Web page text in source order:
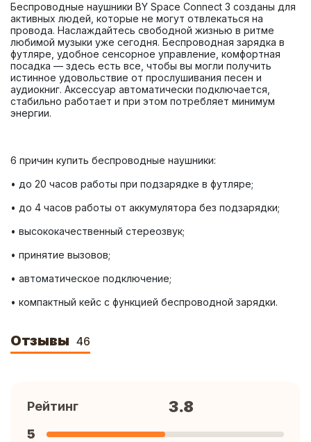
Беспроводные наушники BY Space Connect 3 созданы для
активных людей, которые не могут отвлекаться на
провода. Наслаждайтесь свободной жизнью в ритме
любимой музыки уже сегодня. Беспроводная зарядка в
футляре, удобное сенсорное управление, комфортная
посадка — здесь есть все, чтобы вы могли получить
истинное удовольствие от прослушивания песен и
аудиокниг. Аксессуар автоматически подключается,
стабильно работает и при этом потребляет минимум
• компактный кейс с функцией беспроводной зарядки.
Отзывы 46
Рейтинг 3.8
5